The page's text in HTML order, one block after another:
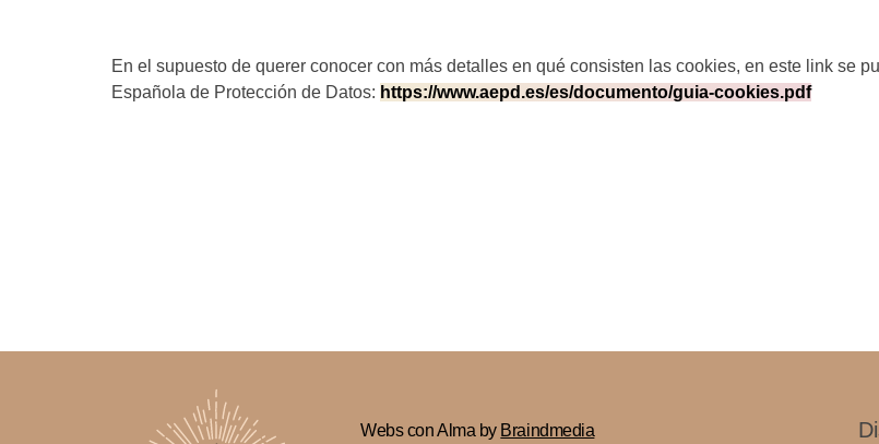
En el supuesto de querer conocer con más detalles en qué consisten las cookies, en este link se
Española de Protección de Datos: https://www.aepd.es/es/documento/guia-cookies.pdf
Webs con Alma by Braindmedia